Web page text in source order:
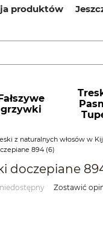
produktów
grzywki
z naturalnych włosów w
894 (6)
doczepiane
Zostawić